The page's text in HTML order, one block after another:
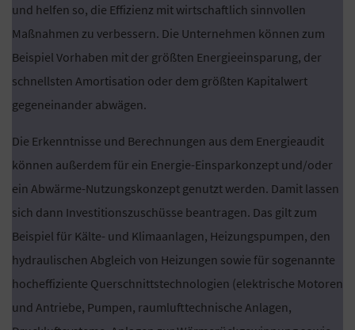
und helfen so, die Effizienz mit wirtschaftlich sinnvollen
Maßnahmen zu verbessern. Die Unternehmen können zum
Beispiel Vorhaben mit der größten Energieeinsparung, der
schnellsten Amortisation oder dem größten Kapitalwert
gegeneinander abwägen.
Die Erkenntnisse und Berechnungen aus dem Energieaudit
können außerdem für ein Energie-Einsparkonzept und/oder
ein Abwärme-Nutzungskonzept genutzt werden. Damit lassen
sich dann Investitionszuschüsse beantragen. Das gilt zum
Beispiel für Kälte- und Klimaanlagen, Heizungspumpen, den
hydraulischen Abgleich von Heizungen sowie für sogenannte
hocheffiziente Querschnittstechnologien (elektrische Motoren
und Antriebe, Pumpen, raumlufttechnische Anlagen,